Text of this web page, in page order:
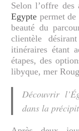
Selon l’offre des
Egypte permet
beauté du
clientèle
itinéraires étant
étapes, des
libyque, mer
Découvrir
dans la